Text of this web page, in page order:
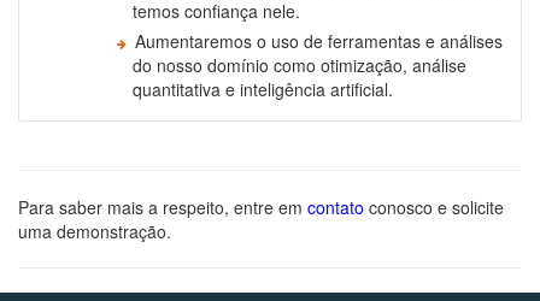
temos confiança nele.
Aumentaremos o uso de ferramentas e análises
do nosso domínio como otimização, análise
quantitativa e inteligência artificial.
Para saber mais a respeito, entre em contato conosco e solicite
uma demonstração.